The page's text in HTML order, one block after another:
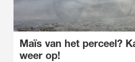
Maïs van het perceel?
weer op!